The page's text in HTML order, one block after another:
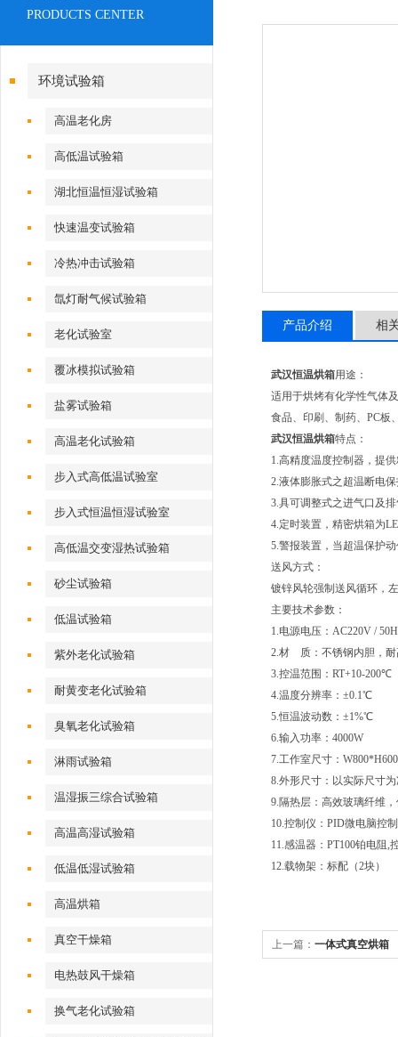
PRODUCTS CENTER
环境试验箱
高温老化房
高低温试验箱
湖北恒温恒湿试验箱
快速温变试验箱
冷热冲击试验箱
氙灯耐气候试验箱
老化试验室
覆冰模拟试验箱
盐雾试验箱
高温老化试验箱
步入式高低温试验室
步入式恒温恒湿试验室
高低温交变湿热试验箱
砂尘试验箱
低温试验箱
紫外老化试验箱
耐黄变老化试验箱
臭氧老化试验箱
淋雨试验箱
温湿振三综合试验箱
高温高湿试验箱
低温低湿试验箱
高温烘箱
真空干燥箱
电热鼓风干燥箱
换气老化试验箱
产品介绍 相
武汉恒温烘箱用途：
适用于烘烤有化学性气体
食品、印刷、制药、PC
武汉恒温烘箱特点：
1.高精度温度控制器，提
2.液体膨胀式之超温断电
3.具可调整式之进气口及
4.定时装置，精密烘箱为
5.警报装置，当超温保护
送风方式：
镀锌风轮强制送风循环，
主要技术参数：
1.电源电压：AC220V /
2.材 质：不锈钢内胆，耐
3.控温范围：RT+10-200℃
4.温度分辨率：±0.1℃
5.恒温波动数：±1%℃
6.输入功率：4000W
7.工作室尺寸：
8.外形尺寸：以实际尺寸
9.隔热层：高效玻璃纤维
10.控制仪：PID微电脑控
11.感温器：PT100铂电阻,
12.载物架：标配（2块）
上一篇： 一体式真空烘箱